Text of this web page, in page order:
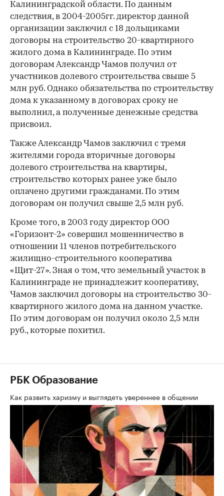
Калининградской области. По данным
следствия, в 2004-2005гг. директор данной
организации заключил с 18 дольщиками
договоры на строительство 20-квартирного
жилого дома в Калининграде. По этим
договорам Александр Чамов получил от
участников долевого строительства свыше 5
млн руб. Однако обязательства по строительству
дома к указанному в договорах сроку не
выполнил, а полученные денежные средства
присвоил.
Также Александр Чамов заключил с тремя
жителями города вторичные договоры
долевого строительства на квартиры,
строительство которых ранее уже было
оплачено другими гражданами. По этим
договорам он получил свыше 2,5 млн руб.
Кроме того, в 2003 году директор ООО
«Горизонт-2» совершил мошенничество в
отношении 11 членов потребительского
жилищно-строительного кооператива
«Щит-27». Зная о том, что земельный участок в
Калининграде не принадлежит кооперативу,
Чамов заключил договоры на строительство 30-
квартирного жилого дома на данном участке.
По этим договорам он получил около 2,5 млн
руб., которые похитил.
РБК Образование
Как развить харизму и выглядеть увереннее в общении